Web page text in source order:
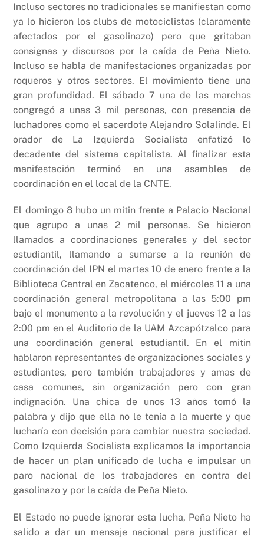
Incluso sectores no tradicionales se manifiestan como
ya lo hicieron los clubs de motociclistas (claramente
afectados por el gasolinazo) pero que gritaban
consignas y discursos por la caída de Peña Nieto.
Incluso se habla de manifestaciones organizadas por
roqueros y otros sectores. El movimiento tiene una
gran profundidad. El sábado 7 una de las marchas
congregó a unas 3 mil personas, con presencia de
luchadores como el sacerdote Alejandro Solalinde. El
orador de La Izquierda Socialista enfatizó lo
decadente del sistema capitalista. Al finalizar esta
manifestación terminó en una asamblea de
coordinación en el local de la CNTE.
El domingo 8 hubo un mitin frente a Palacio Nacional
que agrupo a unas 2 mil personas. Se hicieron
llamados a coordinaciones generales y del sector
estudiantil, llamando a sumarse a la reunión de
coordinación del IPN el martes 10 de enero frente a la
Biblioteca Central en Zacatenco, el miércoles 11 a una
coordinación general metropolitana a las 5:00 pm
bajo el monumento a la revolución y el jueves 12 a las
2:00 pm en el Auditorio de la UAM Azcapótzalco para
una coordinación general estudiantil. En el mitin
hablaron representantes de organizaciones sociales y
estudiantes, pero también trabajadores y amas de
casa comunes, sin organización pero con gran
indignación. Una chica de unos 13 años tomó la
palabra y dijo que ella no le tenía a la muerte y que
lucharía con decisión para cambiar nuestra sociedad.
Como Izquierda Socialista explicamos la importancia
de hacer un plan unificado de lucha e impulsar un
paro nacional de los trabajadores en contra del
gasolinazo y por la caída de Peña Nieto.
El Estado no puede ignorar esta lucha, Peña Nieto ha
salido a dar un mensaje nacional para justificar el